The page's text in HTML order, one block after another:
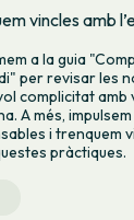
vincles amb
a la guia
per revisar les
complicitat amb
A més,
i trenquem
pràctiques.